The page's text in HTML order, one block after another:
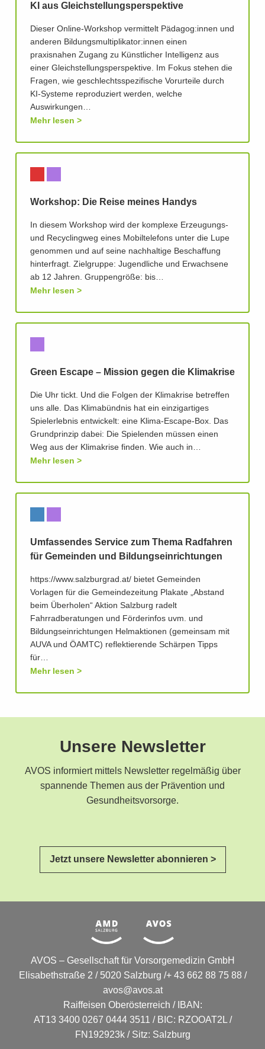
KI aus Gleichstellungsperspektive
Dieser Online-Workshop vermittelt Pädagog:innen und
anderen Bildungsmultiplikator:innen einen
praxisnahen Zugang zu Künstlicher Intelligenz aus
einer Gleichstellungsperspektive. Im Fokus stehen die
Fragen, wie geschlechtsspezifische Vorurteile durch
KI-Systeme reproduziert werden, welche
Auswirkungen…
Mehr lesen
Workshop: Die Reise meines Handys
In diesem Workshop wird der komplexe Erzeugungs-
und Recyclingweg eines Mobiltelefons unter die Lupe
genommen und auf seine nachhaltige Beschaffung
hinterfragt. Zielgruppe: Jugendliche und Erwachsene
ab 12 Jahren. Gruppengröße: bis…
Mehr lesen
Green Escape – Mission gegen die Klimakrise
Die Uhr tickt. Und die Folgen der Klimakrise betreffen
uns alle. Das Klimabündnis hat ein einzigartiges
Spielerlebnis entwickelt: eine Klima-Escape-Box. Das
Grundprinzip dabei: Die Spielenden müssen einen
Weg aus der Klimakrise finden. Wie auch in…
Mehr lesen
Umfassendes Service zum Thema Radfahren
für Gemeinden und Bildungseinrichtungen
https://www.salzburgrad.at/ bietet Gemeinden
Vorlagen für die Gemeindezeitung Plakate „Abstand
beim Überholen“ Aktion Salzburg radelt
Fahrradberatungen und Förderinfos uvm. und
Bildungseinrichtungen Helmaktionen (gemeinsam mit
AUVA und ÖAMTC) reflektierende Schärpen Tipps
für…
Mehr lesen
Unsere Newsletter
AVOS informiert mittels Newsletter regelmäßig über
spannende Themen aus der Prävention und
Gesundheitsvorsorge.
Jetzt unsere Newsletter abonnieren >
AVOS – Gesellschaft für Vorsorgemedizin GmbH
Elisabethstraße 2 / 5020 Salzburg /+ 43 662 88 75 88 /
avos@avos.at
Raiffeisen Oberösterreich / IBAN:
AT13 3400 0267 0444 3511 / BIC: RZOOAT2L /
FN192923k / Sitz: Salzburg